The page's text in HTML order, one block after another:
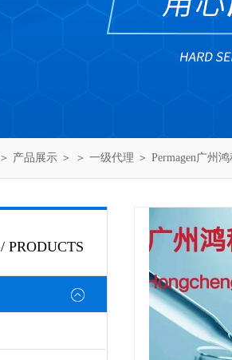
＞ 产品展示 ＞ ＞ 一级代理 ＞ Permagen广州
/ PRODUCTS